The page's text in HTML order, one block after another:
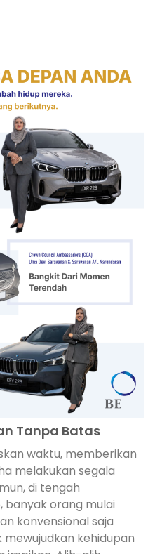
Tanpa Batas
waktu, memberikan
melakukan segala
di tengah
banyak orang mulai
konvensional saja
kehidupan